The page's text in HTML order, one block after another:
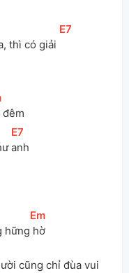
thì có giải
[E7
[E7
anh
hững
[Em
hờ
cũng chỉ đùa vui